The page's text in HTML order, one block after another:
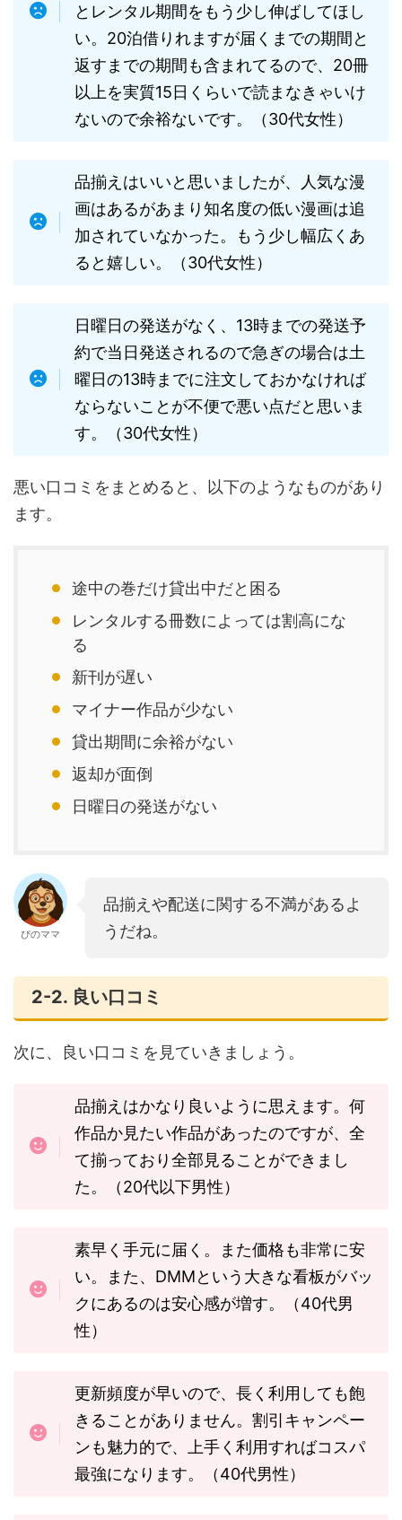
とレンタル期間をもう少し伸ばしてほし
い。20泊借りれますが届くまでの期間と
返すまでの期間も含まれてるので、20冊
以上を実質15日くらいで読まなきゃいけ
ないので余裕ないです。（30代女性）
品揃えはいいと思いましたが、人気な漫
画はあるがあまり知名度の低い漫画は追
加されていなかった。もう少し幅広くあ
ると嬉しい。（30代女性）
日曜日の発送がなく、13時までの発送予
約で当日発送されるので急ぎの場合は土
曜日の13時までに注文しておかなければ
ならないことが不便で悪い点だと思いま
す。（30代女性）
悪い口コミをまとめると、以下のようなものがあり
ます。
途中の巻だけ貸出中だと困る
レンタルする冊数によっては割高にな
る
新刊が遅い
マイナー作品が少ない
貸出期間に余裕がない
返却が面倒
日曜日の発送がない
ぴのママ
品揃えや配送に関する不満があるよ
うだね。
2-2. 良い口コミ
次に、良い口コミを見ていきましょう。
品揃えはかなり良いように思えます。何
作品か見たい作品があったのですが、全
て揃っており全部見ることができまし
た。（20代以下男性）
素早く手元に届く。また価格も非常に安
い。また、DMMという大きな看板がバッ
クにあるのは安心感が増す。（40代男
性）
更新頻度が早いので、長く利用しても飽
きることがありません。割引キャンペー
ンも魅力的で、上手く利用すればコスパ
最強になります。（40代男性）